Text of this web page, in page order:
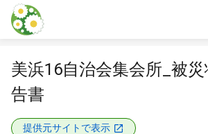
本文に飛ぶ
美浜16自治会集会所_被
告書
提供元サイトで表示